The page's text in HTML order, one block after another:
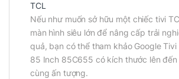
TCL
Nếu như muốn sở hữu một chiếc tivi
màn hình siêu lớn để nâng cấp trải
quả, bạn có thể tham khảo Google Tivi
85 Inch 85C655 có kích thước lên
cùng ấn tượng.